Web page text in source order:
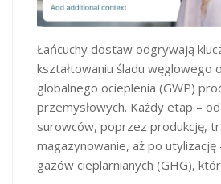
Łańcuchy dostaw odgrywają
kształtowaniu śladu węglowego
globalnego ocieplenia (GWP)
przemysłowych. Każdy etap –
surowców, poprzez produkcję,
magazynowanie, aż po
gazów cieplarnianych (GHG),